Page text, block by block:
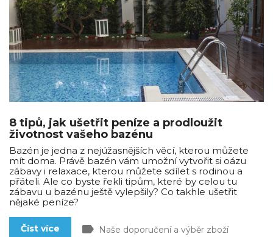
8 tipů, jak ušetřit peníze a prodloužit
životnost vašeho bazénu
Bazén je jedna z nejúžasnějších věcí, kterou můžete
mít doma. Právě bazén vám umožní vytvořit si oázu
zábavy i relaxace, kterou můžete sdílet s rodinou a
přáteli. Ale co byste řekli tipům, které by celou tu
zábavu u bazénu ještě vylepšily? Co takhle ušetřit
nějaké peníze?
Číst více label Naše doporučení a výběr zboží